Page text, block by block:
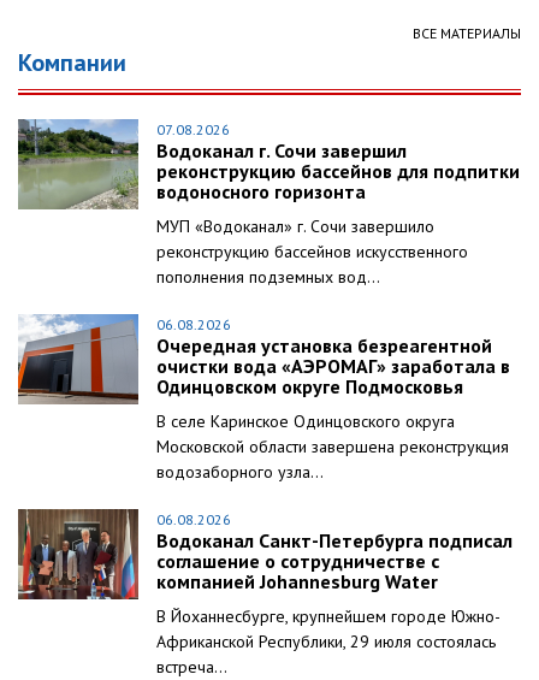
ВСЕ МАТЕРИАЛЫ
Компании
07.08.2026
Водоканал г. Сочи завершил
реконструкцию бассейнов для подпитки
водоносного горизонта
МУП «Водоканал» г. Сочи завершило
реконструкцию бассейнов искусственного
пополнения подземных вод...
06.08.2026
Очередная установка безреагентной
очистки вода «АЭРОМАГ» заработала в
Одинцовском округе Подмосковья
В селе Каринское Одинцовского округа
Московской области завершена реконструкция
водозаборного узла...
06.08.2026
Водоканал Санкт-Петербурга подписал
соглашение о сотрудничестве с
компанией Johannesburg Water
В Йоханнесбурге, крупнейшем городе Южно-
Африканской Республики, 29 июля состоялась
встреча...